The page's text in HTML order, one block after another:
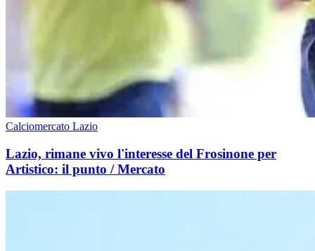
Calciomercato Lazio
Lazio, rimane vivo l'interesse del Frosinone per
Artistico: il punto / Mercato